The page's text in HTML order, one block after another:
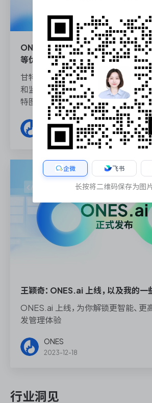
ONES Project 甘特图任务展示方式
等优化升级
甘特图作为重要的可视化工具，为项
和监控提供了关键支持。此次，
特图功能进行了深度升级，在展示方
识、时间周期设置、筛选条件等方面
项目团队对进度和资源进行高效管理
划顺利推进。
ONES
2025-05-28
王颖奇：ONES.ai 上线，以及我的一
ONES.ai 上线，为你解锁更智能、更
发管理体验
ONES
2023-12-18
行业洞见
企微 飞书
长按将二维码保存为图